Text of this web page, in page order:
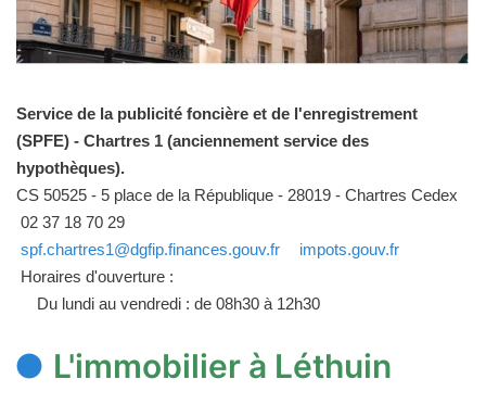
Service de la publicité foncière et de l'enregistrement
(SPFE) - Chartres 1 (anciennement service des
hypothèques).
CS 50525 - 5 place de la République - 28019 - Chartres Cedex
02 37 18 70 29
spf.chartres1@dgfip.finances.gouv.fr
impots.gouv.fr
Horaires d'ouverture :
Du lundi au vendredi : de 08h30 à 12h30
L'immobilier à Léthuin